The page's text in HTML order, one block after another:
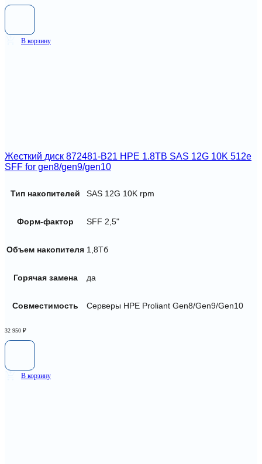
В корзину
Жесткий диск 872481-B21 HPE 1.8TB SAS 12G 10K 512e
SFF for gen8/gen9/gen10
Тип накопителей SAS 12G 10K rpm
Форм-фактор SFF 2,5"
Объем накопителя 1,8Тб
Горячая замена да
Совместимость Серверы HPE Proliant Gen8/Gen9/Gen10
32 950 ₽
В корзину